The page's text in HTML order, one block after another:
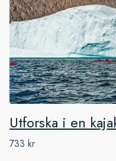
Utforska i en
733 kr